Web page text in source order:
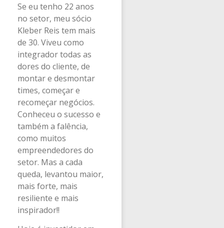
Se eu tenho 22 anos
no setor, meu sócio
Kleber Reis tem mais
de 30. Viveu como
integrador todas as
dores do cliente, de
montar e desmontar
times, começar e
recomeçar negócios.
Conheceu o sucesso e
também a falência,
como muitos
empreendedores do
setor. Mas a cada
queda, levantou maior,
mais forte, mais
resiliente e mais
inspirador!!